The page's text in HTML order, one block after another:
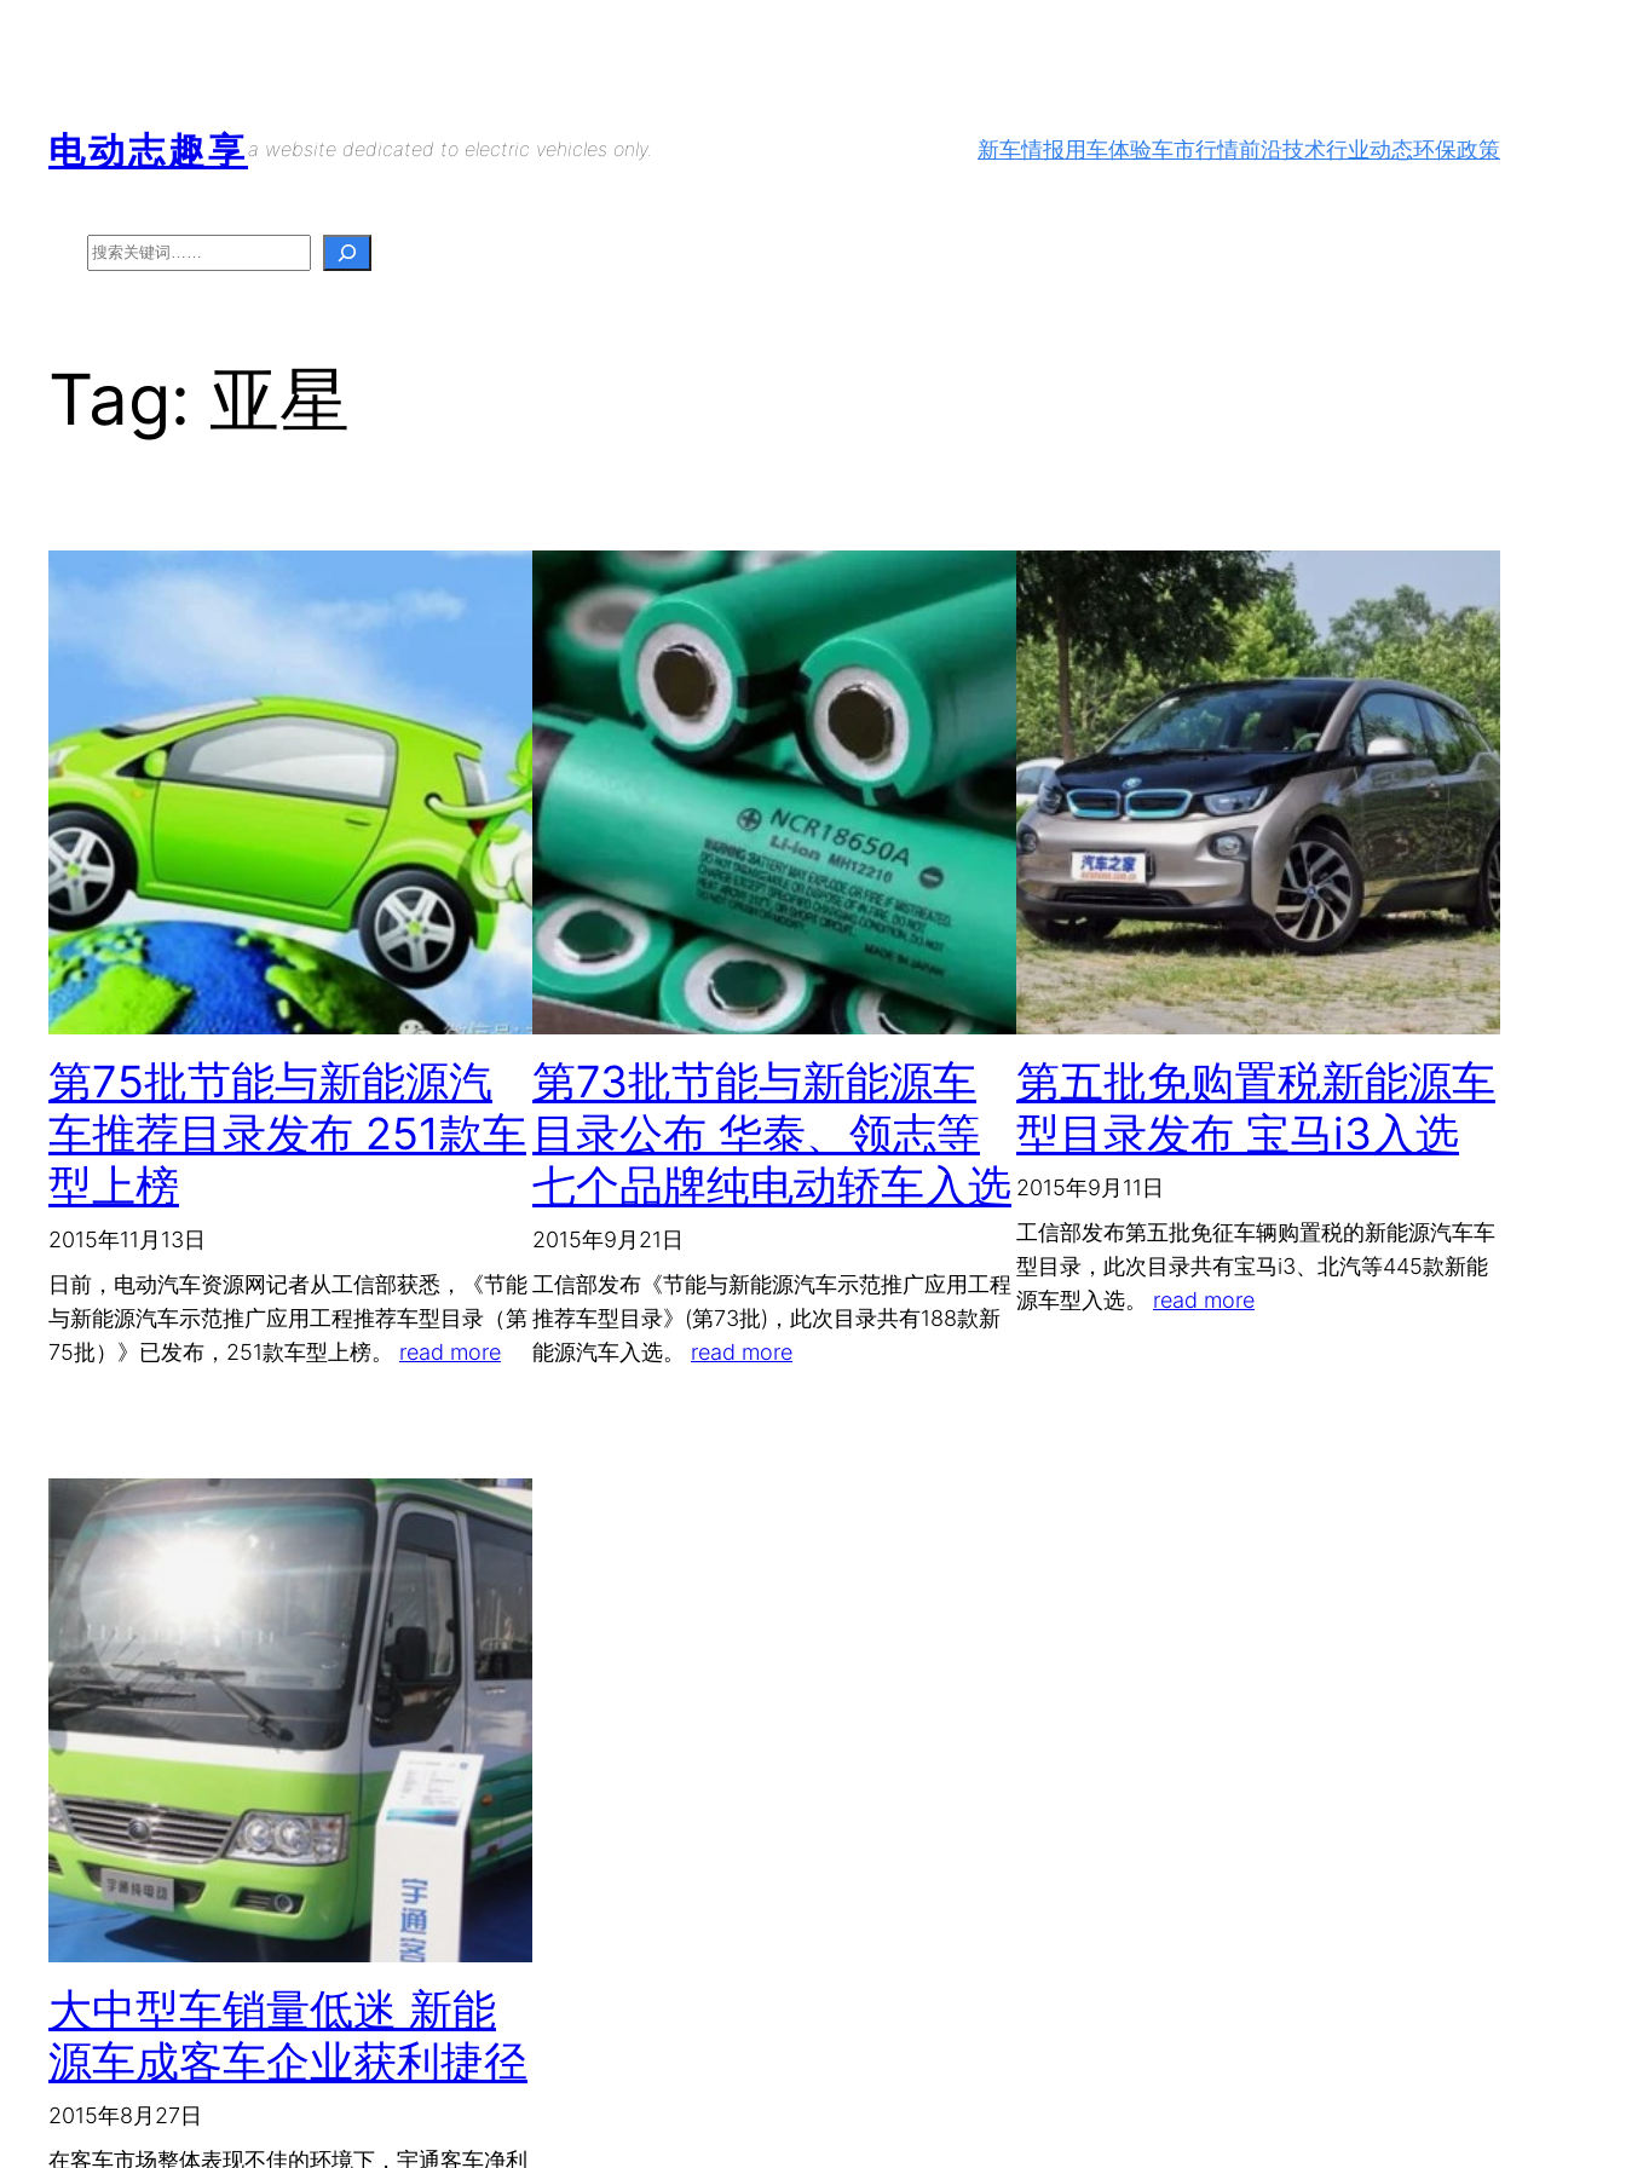
电动志趣享a website dedicated to electric vehicles only. 新车情报用车体验车市行情前沿技术行业动态环保政策
Search
Tag: 亚星
第75批节能与新能源汽
车推荐目录发布 251款车
型上榜
2015年11月13日
日前，电动汽车资源网记者从工信部获悉，《节能
与新能源汽车示范推广应用工程推荐车型目录（第
75批）》已发布，251款车型上榜。 read more
第73批节能与新能源车
目录公布 华泰、领志等
七个品牌纯电动轿车入选
2015年9月21日
工信部发布《节能与新能源汽车示范推广应用工程
推荐车型目录》(第73批)，此次目录共有188款新
能源汽车入选。 read more
第五批免购置税新能源车
型目录发布 宝马i3入选
2015年9月11日
工信部发布第五批免征车辆购置税的新能源汽车车
型目录，此次目录共有宝马i3、北汽等445款新能
源车型入选。 read more
大中型车销量低迷 新能
源车成客车企业获利捷径
2015年8月27日
在客车市场整体表现不佳的环境下，宇通客车净利